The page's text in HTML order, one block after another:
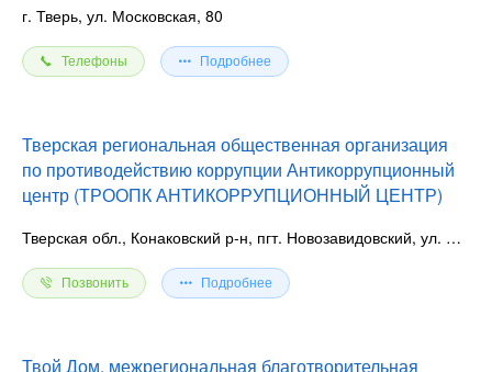
г. Тверь, ул. Московская, 80
Телефоны Подробнее
Тверская региональная общественная организация
по противодействию коррупции Антикоррупционный
центр (ТРООПК АНТИКОРРУПЦИОННЫЙ ЦЕНТР)
Тверская обл., Конаковский р-н, пгт. Новозавидовский, ул. Ленинская, 10А
Позвонить Подробнее
Твой Дом, межрегиональная благотворительная